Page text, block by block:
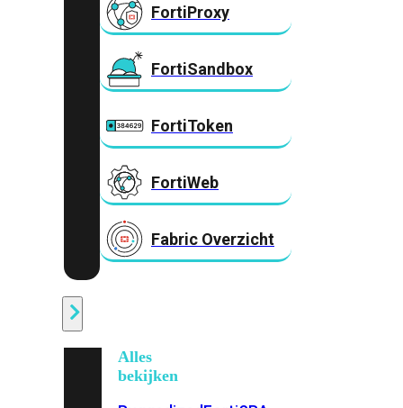
FortiProxy
FortiSandbox
FortiToken
FortiWeb
Fabric Overzicht
Alles
bekijken